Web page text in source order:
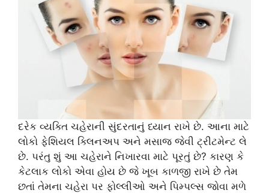
દરેક વ્યક્તિ ચહેરાની સુંદરતાનું ધ્યાન રાખે છે. આના માટે
લોકો ફેશિયલ ક્લિનઅપ અને મસાજ જેવી ટ્રીટમેન્ટ લે
છે. પરંતુ શું આ ચહેરાને નિખારવા માટે પૂરતું છે? કારણ કે
કેટલાક લોકો એવા હોય છે જે ખૂબ કાળજી રાખે છે તેમ
છતાં તેમના ચહેરા પર ફોલ્લીઓ અને પિમ્પલ્સ જોવા મળે